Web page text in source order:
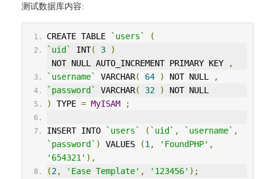
测试数据库内容:
CREATE TABLE `users`
(
`uid`
INT( 3
)
NOT NULL AUTO_INCREMENT PRIMARY KEY
,
`username`
VARCHAR( 64 ) NOT NULL
,
`password`
VARCHAR( 32 )
NOT NULL
)
TYPE = MyISAM ;
INSERT INTO `users` ( `uid` , `username` ,
`password` ) VALUES (1 , 'FoundPHP' ,
'654321' ),
(2, 'Ease Template' , '123456' );